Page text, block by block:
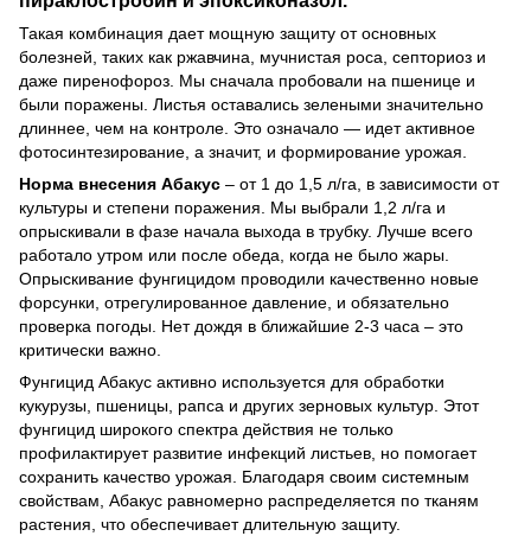
Такая комбинация дает мощную защиту от основных
болезней, таких как ржавчина, мучнистая роса, септориоз и
даже пиренофороз. Мы сначала пробовали на пшенице и
были поражены. Листья оставались зелеными значительно
длиннее, чем на контроле. Это означало — идет активное
фотосинтезирование, а значит, и формирование урожая.
Норма внесения Абакус – от 1 до 1,5 л/га, в зависимости от
культуры и степени поражения. Мы выбрали 1,2 л/га и
опрыскивали в фазе начала выхода в трубку. Лучше всего
работало утром или после обеда, когда не было жары.
Опрыскивание фунгицидом проводили качественно новые
форсунки, отрегулированное давление, и обязательно
проверка погоды. Нет дождя в ближайшие 2-3 часа – это
критически важно.
Фунгицид Абакус активно используется для обработки
кукурузы, пшеницы, рапса и других зерновых культур. Этот
фунгицид широкого спектра действия не только
профилактирует развитие инфекций листьев, но помогает
сохранить качество урожая. Благодаря своим системным
свойствам, Абакус равномерно распределяется по тканям
растения, что обеспечивает длительную защиту.